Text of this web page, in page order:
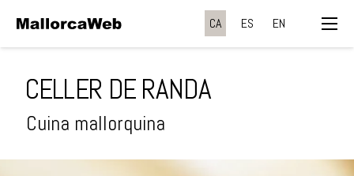
CA ES EN
CELLER DE RANDA
Cuina mallorquina